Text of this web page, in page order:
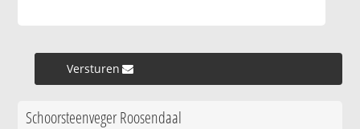
Versturen »
Schoorsteenveger Roosendaal